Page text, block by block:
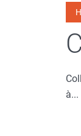
à...